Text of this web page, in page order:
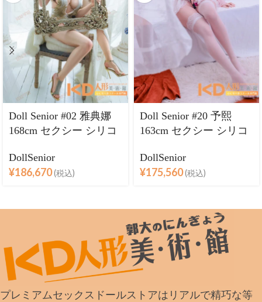
Doll Senior #02 雅典娜
168cm セクシー シリコ
ラブドール良乳
DollSenior
¥186,670(税込)
Doll Senior #20 予熙
163cm セクシー シリコ
ラブドール巨乳
DollSenior
¥175,560(税込)
プレミアムセックスドールストアはリアルで精巧な等